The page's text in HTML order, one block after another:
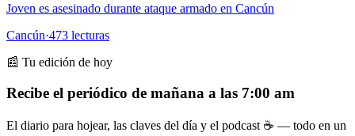
Joven es asesinado durante ataque armado en Cancún
Cancún·473 lecturas
📰 Tu edición de hoy
Recibe el periódico de mañana a las 7:00 am
El diario para hojear, las claves del día y el podcast ☕ — todo en un